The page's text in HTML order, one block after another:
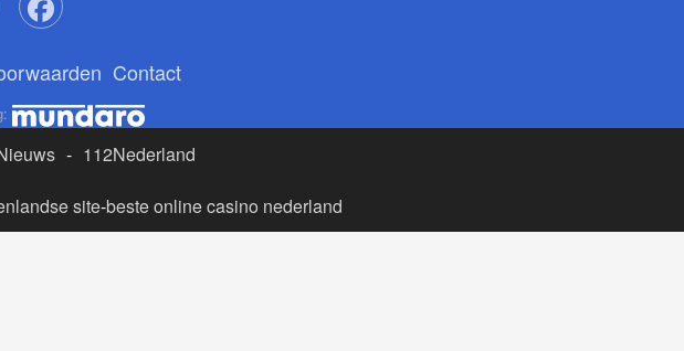
Contact
- 112Nederland
site-beste online casino nederland